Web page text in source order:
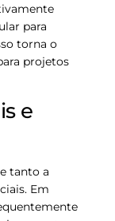
para
torna o
projetos
e
tanto a
Em